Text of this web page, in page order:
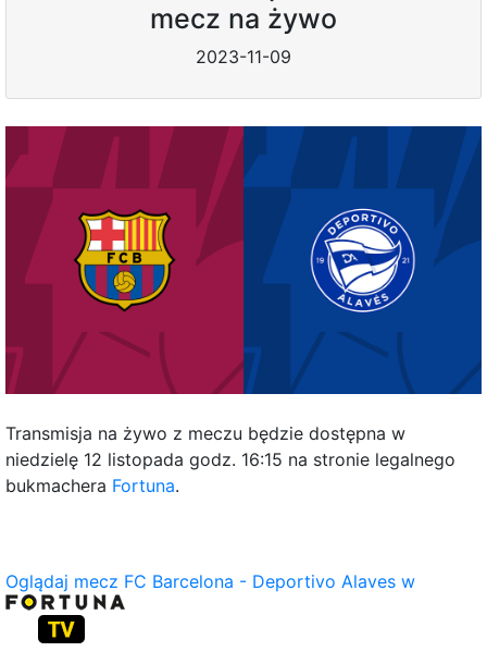
mecz na żywo
2023-11-09
Transmisja na żywo z meczu będzie dostępna w
niedzielę 12 listopada godz. 16:15 na stronie legalnego
bukmachera Fortuna.
Oglądaj mecz FC Barcelona - Deportivo Alaves w